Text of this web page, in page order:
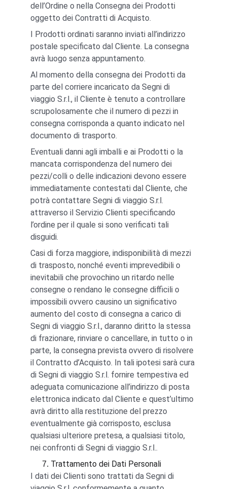
dell’Ordine o nella Consegna dei Prodotti
oggetto dei Contratti di Acquisto.
I Prodotti ordinati saranno inviati all’indirizzo
postale specificato dal Cliente. La consegna
avrà luogo senza appuntamento.
Al momento della consegna dei Prodotti da
parte del corriere incaricato da Segni di
viaggio S.r.l., il Cliente è tenuto a controllare
scrupolosamente che il numero di pezzi in
consegna corrisponda a quanto indicato nel
documento di trasporto.
Eventuali danni agli imballi e ai Prodotti o la
mancata corrispondenza del numero dei
pezzi/colli o delle indicazioni devono essere
immediatamente contestati dal Cliente, che
potrà contattare Segni di viaggio S.r.l.
attraverso il Servizio Clienti specificando
l’ordine per il quale si sono verificati tali
disguidi.
Casi di forza maggiore, indisponibilità di mezzi
di trasposto, nonché eventi imprevedibili o
inevitabili che provochino un ritardo nelle
consegne o rendano le consegne difficili o
impossibili ovvero causino un significativo
aumento del costo di consegna a carico di
Segni di viaggio S.r.l., daranno diritto la stessa
di frazionare, rinviare o cancellare, in tutto o in
parte, la consegna prevista ovvero di risolvere
il Contratto d’Acquisto. In tali ipotesi sarà cura
di Segni di viaggio S.r.l. fornire tempestiva ed
adeguata comunicazione all’indirizzo di posta
elettronica indicato dal Cliente e quest’ultimo
avrà diritto alla restituzione del prezzo
eventualmente già corrisposto, esclusa
qualsiasi ulteriore pretesa, a qualsiasi titolo,
nei confronti di Segni di viaggio S.r.l..
Trattamento dei Dati Personali
I dati dei Clienti sono trattati da Segni di